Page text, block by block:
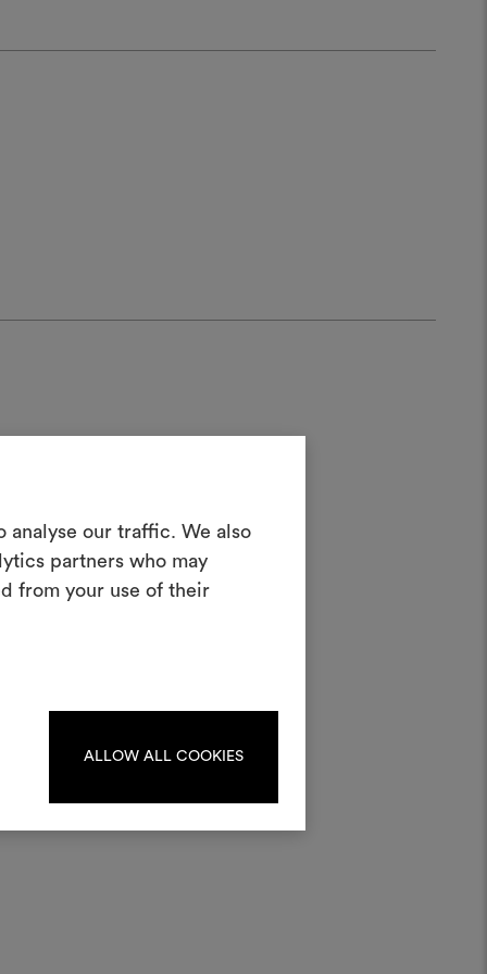
analyse our traffic. We also
partners who may
from your use of their
ALLOW ALL COOKIES
pour donner vie à vos idées et
S'IDENTIFIER